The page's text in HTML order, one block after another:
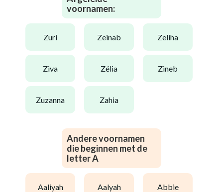
voornamen:
zuri zeinab zeliha
ziva zélia zineb
zuzanna zahia
Andere voornamen
die beginnen met de
letter A
aaliyah aalyah abbie